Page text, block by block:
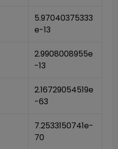
5.97040375333
e-13
2.9908008955e
-13
2.16729054519e
-63
7.2533150741e-
70